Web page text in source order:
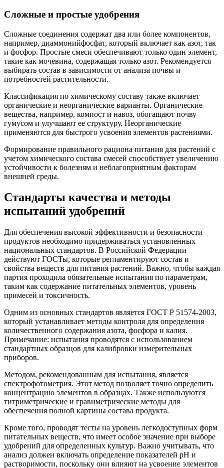
Сложные и простые удобрения
Сложные соединения содержат два или более компонентов,
например, диаммонийфосфат, который включает как азот, так
и фосфор. Простые смеси обеспечивают только один элемент,
такие как мочевина, содержащая только азот. Рекомендуется
выбирать состав в зависимости от анализа почвы и
потребностей растительности.
Классификация по химическому составу также включает
органические и неорганические варианты. Органические
вещества, например, компост и навоз, обогащают почву
гумусом и улучшают ее структуру. Неорганические
применяются для быстрого усвоения элементов растениями.
Формирование правильного рациона питания для растений с
учетом химического состава смесей способствует увеличению
устойчивости к болезням и неблагоприятным факторам
внешней среды.
Стандарты качества и методы
испытаний удобрений
Для обеспечения высокой эффективности и безопасности
продуктов необходимо придерживаться установленных
национальных стандартов. В Российской Федерации
действуют ГОСТы, которые регламентируют состав и
свойства веществ для питания растений. Важно, чтобы каждая
партия проходила обязательные испытания по параметрам,
таким как содержание питательных элементов, уровень
примесей и токсичность.
Одним из основных стандартов является ГОСТ Р 51574-2003,
который устанавливает методы контроля для определения
количественного содержания азота, фосфора и калия.
Примечание: испытания проводятся с использованием
стандартных образцов для калибровки измерительных
приборов.
Методом, рекомендованным для испытания, является
спектрофотометрия. Этот метод позволяет точно определить
концентрацию элементов в образцах. Также используются
титриметрические и гравиметрические методы для
обеспечения полной картины состава продукта.
Кроме того, проводят тесты на уровень легкодоступных форм
питательных веществ, что имеет особое значение при выборе
удобрений для определенных культур. Важно учитывать, что
анализ должен включать определение показателей pH и
растворимости, поскольку они влияют на усвоение элементов